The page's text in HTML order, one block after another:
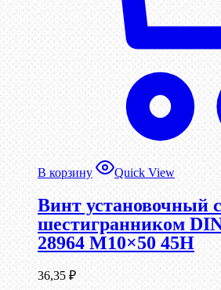
В корзину Quick View
Винт установочный
шестигранником
28964 М10×50 45Н
36,35 ₽